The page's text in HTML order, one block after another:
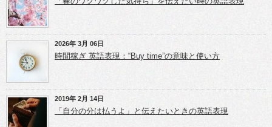
す) す)
2026年 3月 06日
時間稼ぎ 英語表現：“Buy time”の意味と使い方
2019年 2月 14日
「自分の分は払うよ」と伝えたいときの英語表現